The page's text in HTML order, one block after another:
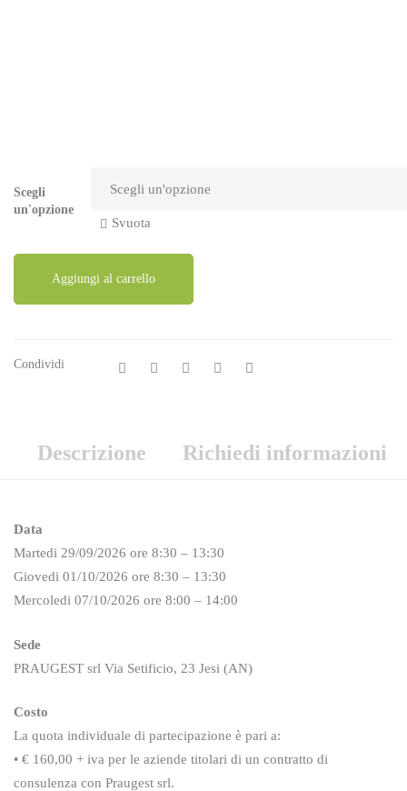
Scegli
un'opzione
Svuota
Aggiungi al carrello
Condividi
Descrizione Richiedi informazioni
Data
Martedi 29/09/2026 ore 8:30 – 13:30
Giovedi 01/10/2026 ore 8:30 – 13:30
Mercoledi 07/10/2026 ore 8:00 – 14:00
Sede
PRAUGEST srl Via Setificio, 23 Jesi (AN)
Costo
La quota individuale di partecipazione è pari a:
• € 160,00 + iva per le aziende titolari di un contratto di
consulenza con Praugest srl.